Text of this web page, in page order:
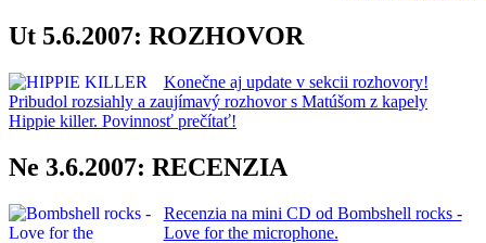
Ut 5.6.2007: ROZHOVOR
Konečne aj update v sekcii rozhovory!
Pribudol rozsiahly a zaujímavý rozhovor s Matúšom z kapely
Hippie killer. Povinnosť prečítať!
Ne 3.6.2007: RECENZIA
Recenzia na mini CD od Bombshell rocks -
Love for the microphone.